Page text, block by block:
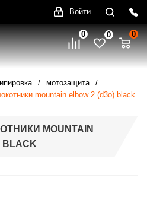
Войти
0 0 0
мотозащита
mountain elbow 2 (d3o) black
MOUNTAIN
BLACK